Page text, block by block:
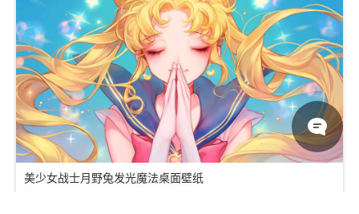
美少女战士月野兔发光魔法桌面壁纸